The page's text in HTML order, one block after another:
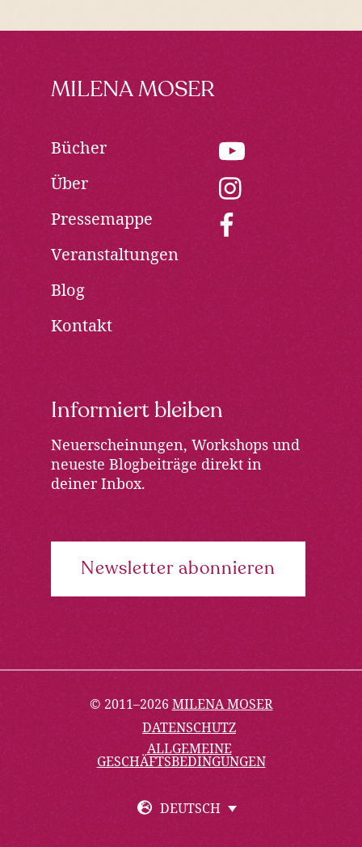
FooterMILENA MOSER
Bücher
Über
Pressemappe
Veranstaltungen
Blog
Kontakt
Informiert bleiben
Neuerscheinungen, Workshops und
neueste Blogbeiträge direkt in
deiner Inbox.
Newsletter abonnieren
© 2011–2026 MILENA MOSER
DATENSCHUTZ
ALLGEMEINE
GESCHÄFTSBEDINGUNGEN
DEUTSCH